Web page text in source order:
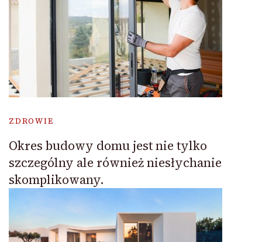
ZDROWIE
Okres budowy domu jest nie tylko
szczególny ale również niesłychanie
skomplikowany.